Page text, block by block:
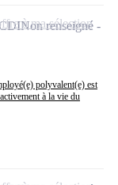
polyvalent(e) est
à la vie du
Non renseigné
à ma sélection